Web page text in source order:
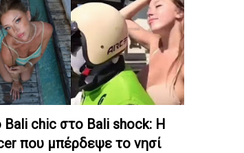
chic στο Bali shock: Η
που μπέρδεψε το νησί